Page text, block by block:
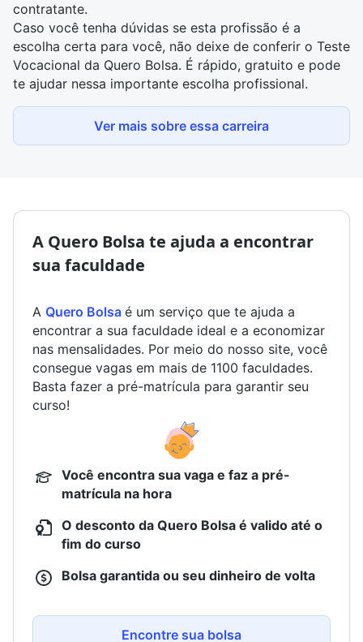
contratante.
Caso você tenha dúvidas se esta profissão é a
escolha certa para você, não deixe de conferir o Teste
Vocacional da Quero Bolsa. É rápido, gratuito e pode
te ajudar nessa importante escolha profissional.
Ver mais sobre essa carreira
A Quero Bolsa te ajuda a encontrar
sua faculdade
A Quero Bolsa é um serviço que te ajuda a
encontrar a sua faculdade ideal e a economizar
nas mensalidades. Por meio do nosso site, você
consegue vagas em mais de 1100 faculdades.
Basta fazer a pré-matrícula para garantir seu
curso!
Você encontra sua vaga e faz a pré-
matrícula na hora
O desconto da Quero Bolsa é valido até o
fim do curso
Bolsa garantida ou seu dinheiro de volta
Encontre sua bolsa